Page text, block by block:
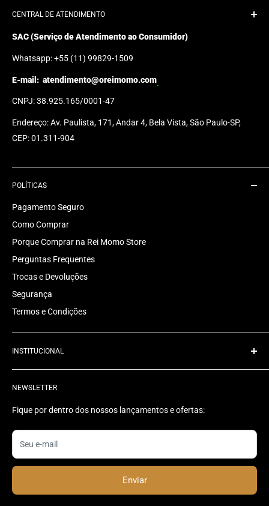
CENTRAL DE ATENDIMENTO
SAC (Serviço de Atendimento ao Consumidor)
Whatsapp: +55 (11) 99829-1509
E-mail: atendimento@oreimomo.com
CNPJ: 38.925.165/0001-47
Endereço: Av. Paulista, 171, Andar 4, Bela Vista, São Paulo-SP,
CEP: 01.311-904
POLÍTICAS
Pagamento Seguro
Como Comprar
Porque Comprar na Rei Momo Store
Perguntas Frequentes
Trocas e Devoluções
Segurança
Termos e Condições
INSTITUCIONAL
Quem Somos
Rastrear Pedido
Contato
NEWSLETTER
Fique por dentro dos nossos lançamentos e ofertas:
Seu e-mail
Enviar